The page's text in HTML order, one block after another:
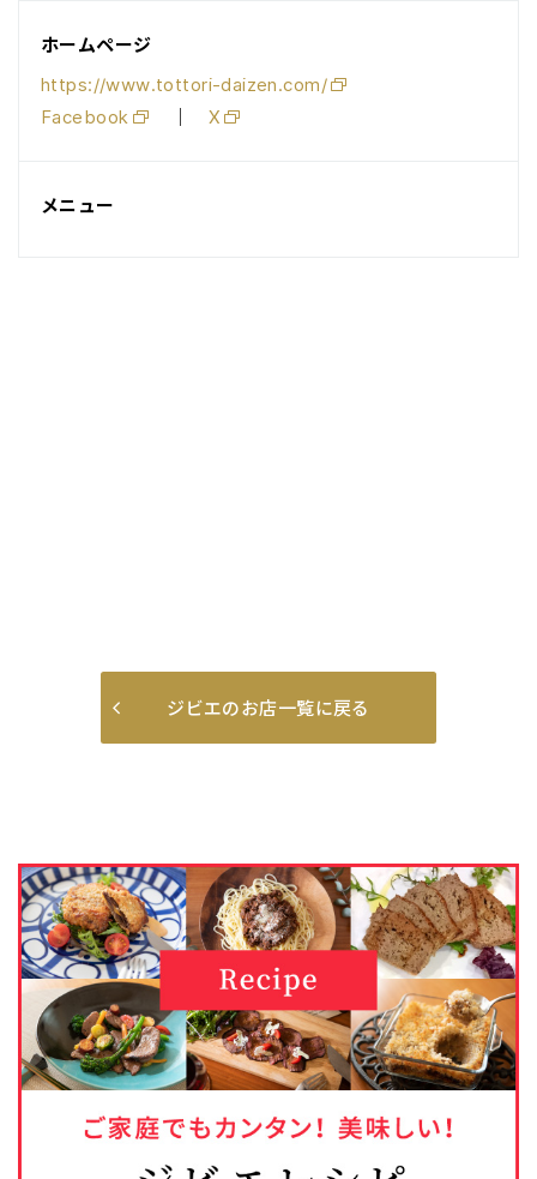
ホームページ
https://www.tottori-daizen.com/
Facebook
｜ X
メニュー
ジビエのお店一覧に戻る